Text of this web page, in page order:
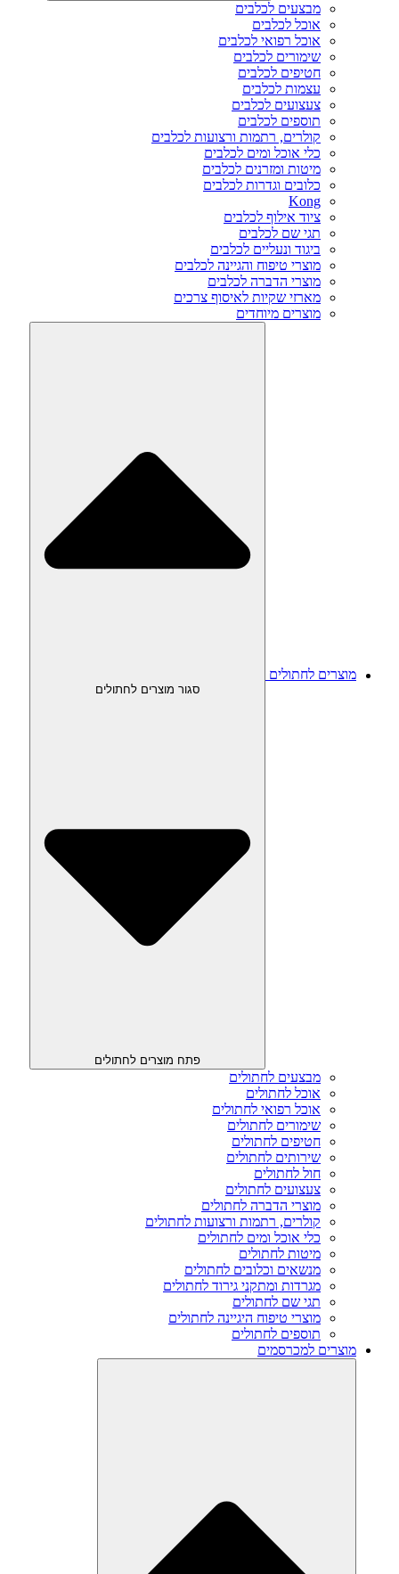
מבצעים לכלבים
אוכל לכלבים
אוכל רפואי לכלבים
שימורים לכלבים
חטיפים לכלבים
עצמות לכלבים
צעצועים לכלבים
תוספים לכלבים
קולרים, רתמות ורצועות לכלבים
כלי אוכל ומים לכלבים
מיטות ומזרנים לכלבים
כלובים וגדרות לכלבים
Kong
ציוד אילוף לכלבים
תגי שם לכלבים
ביגוד ונעליים לכלבים
מוצרי טיפוח והגיינה לכלבים
מוצרי הדברה לכלבים
מארזי שקיות לאיסוף צרכים
מוצרים מיוחדים
מוצרים לחתולים
סגור מוצרים לחתולים
פתח מוצרים לחתולים
מבצעים לחתולים
אוכל לחתולים
אוכל רפואי לחתולים
שימורים לחתולים
חטיפים לחתולים
שירותים לחתולים
חול לחתולים
צעצועים לחתולים
מוצרי הדברה לחתולים
קולרים, רתמות ורצועות לחתולים
כלי אוכל ומים לחתולים
מיטות לחתולים
מנשאים וכלובים לחתולים
מגרדות ומתקני גירוד לחתולים
תגי שם לחתולים
מוצרי טיפוח היגיינה לחתולים
תוספים לחתולים
מוצרים למכרסמים